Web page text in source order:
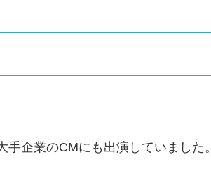
企業のCMにも出演していました。